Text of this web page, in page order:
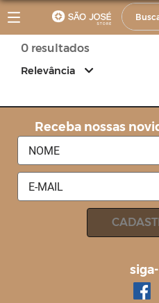
0 resultados
Relevância
Menor Preço
Maior Preço
Ordem Alfabética
Receba nossas